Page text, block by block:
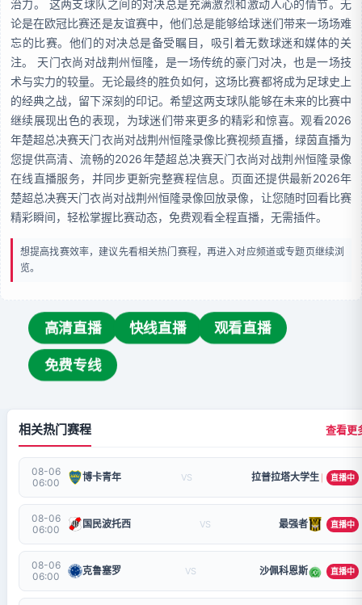
治力。 这两支球队之间的对决总是充满激烈和激动人心的情节。无
论是在欧冠比赛还是友谊赛中，他们总是能够给球迷们带来一场场难
忘的比赛。他们的对决总是备受瞩目，吸引着无数球迷和媒体的关
注。 天门衣尚对战荆州恒隆，是一场传统的豪门对决，也是一场技
术与实力的较量。无论最终的胜负如何，这场比赛都将成为足球史上
的经典之战，留下深刻的印记。希望这两支球队能够在未来的比赛中
继续展现出色的表现，为球迷们带来更多的精彩和惊喜。观看2026
年楚超总决赛天门衣尚对战荆州恒隆录像比赛视频直播，绿茵直播为
您提供高清、流畅的2026年楚超总决赛天门衣尚对战荆州恒隆录像
在线直播服务，并同步更新完整赛程信息。页面还提供最新2026年
楚超总决赛天门衣尚对战荆州恒隆录像回放录像，让您随时回看比赛
精彩瞬间，轻松掌握比赛动态，免费观看全程直播，无需插件。
想提高找赛效率，建议先看相关热门赛程，再进入对应频道或专题页继续浏
览。
高清直播 快线直播 观看直播
免费专线
相关热门赛程 查看更
08-06
06:00
博卡青年 VS 拉普拉塔大学生 直播中
08-06
06:00
国民波托西 VS 最强者 直播中
08-06
06:00
克鲁塞罗 VS 沙佩科恩斯 直播中